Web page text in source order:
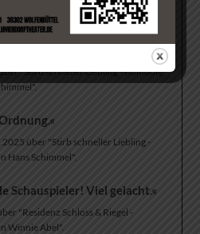
haben wir nur " das
"Stirb schneller Liebling - Komödie
über "Stirb schneller Liebling -
Hans Schimmel".
Schauspieler! Viel gelacht.«
"Residenz Schloss & Riegel -
Winnie Abel".